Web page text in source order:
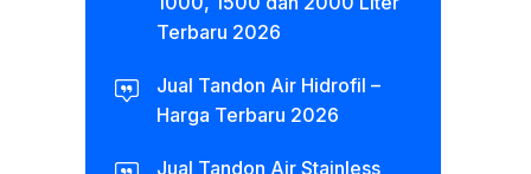
Terbaru 2026
Jual Tandon Air Hidrofil –
Harga Terbaru 2026
Jual Tandon Air Stainless